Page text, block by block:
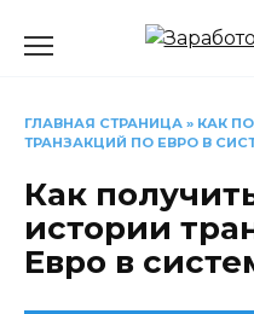
ГЛАВНАЯ СТРАНИЦА » КАК
ТРАНЗАКЦИЙ ПО ЕВРО В
Как
истории
Евро в